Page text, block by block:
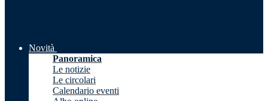
Novità
Panoramica
Le notizie
Le circolari
Calendario eventi